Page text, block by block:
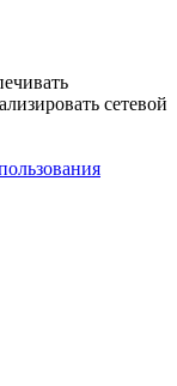
сетевой